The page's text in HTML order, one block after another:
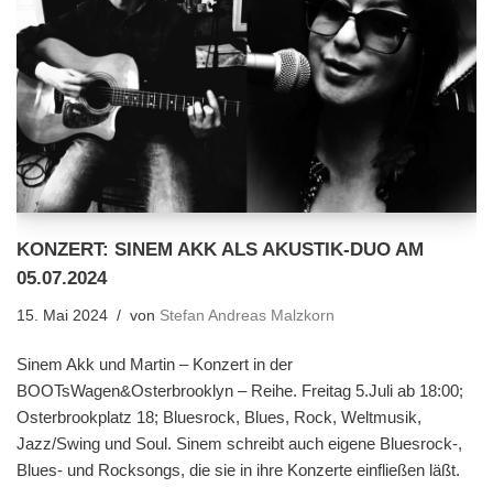
KONZERT: SINEM AKK ALS AKUSTIK-DUO AM
05.07.2024
15. Mai 2024 von Stefan Andreas Malzkorn
Sinem Akk und Martin – Konzert in der
BOOTsWagen&Osterbrooklyn – Reihe. Freitag 5.Juli ab 18:00;
Osterbrookplatz 18; Bluesrock, Blues, Rock, Weltmusik,
Jazz/Swing und Soul. Sinem schreibt auch eigene Bluesrock-,
Blues- und Rocksongs, die sie in ihre Konzerte einfließen läßt.